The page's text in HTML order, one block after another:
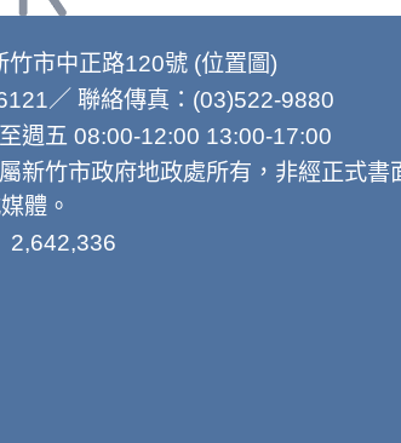
竹市中正路120號 (位置圖)
／ 聯絡傳真：(03)522-9880
週五 08:00-12:00 13:00-17:00
新竹市政府地政處所有，非經正式
體。
2,642,336